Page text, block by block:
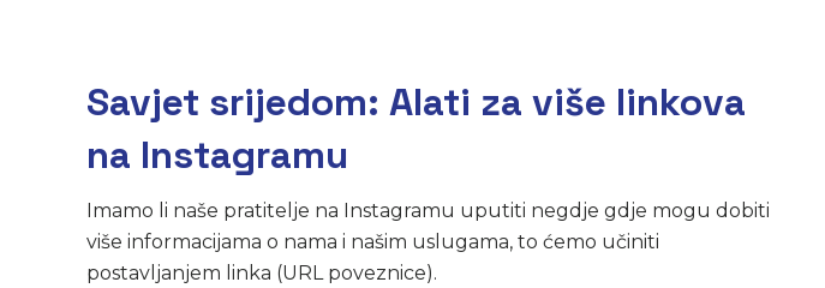
Savjet srijedom: Alati za više linkova
na Instagramu
Imamo li naše pratitelje na Instagramu uputiti negdje gdje mogu dobiti
više informacijama o nama i našim uslugama, to ćemo učiniti
postavljanjem linka (URL poveznice).